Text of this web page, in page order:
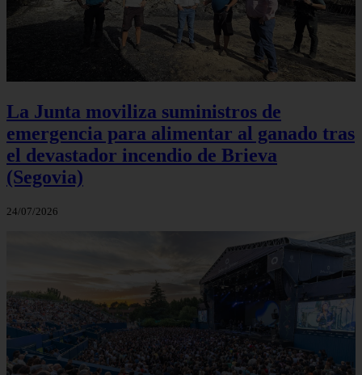
La Junta moviliza suministros de
emergencia para alimentar al ganado tras
el devastador incendio de Brieva
(Segovia)
24/07/2026